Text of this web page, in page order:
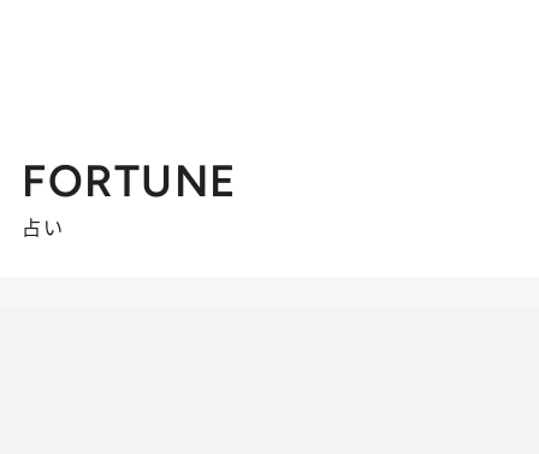
FORTUNE
占い